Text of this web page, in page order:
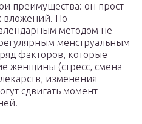
преимущества: он прост
вложений. Но
методом не
менструальным
факторов, которые
женщины (стресс, смена
изменения
сдвигать момент